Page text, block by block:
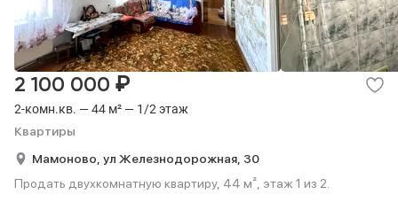
2-комн.кв. — 44 м² — 1/2 этаж
Квартиры
2 100 000 ₽
Мамоново, ул Железнодорожная, 30
Продать двухкомнатную квартиру, 44 м², этаж 1 из 2.